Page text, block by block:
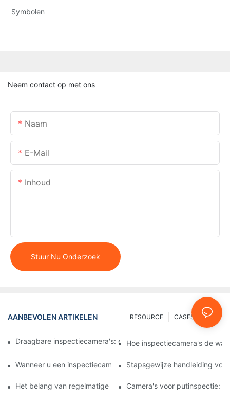
Symbolen
Neem contact op met ons
Naam
E-Mail
Inhoud
Stuur Nu Onderzoek
AANBEVOLEN ARTIKELEN FAQ
CASES
RESOURCE
Draagbare inspectiecamera's: essentiële tools voor
Hoe inspectiecamera's de
Wanneer u een inspectiecamera voor putten moet gebruiken:
Stapsgewijze handleiding
Het belang van regelmatige inspecties van putten met
Camera's voor putinspectie: